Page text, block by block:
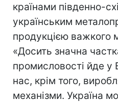
країнами південно-
українським
продукцією важкого
«Досить значна
промисловості йде у
нас, крім того,
механізми. Україна